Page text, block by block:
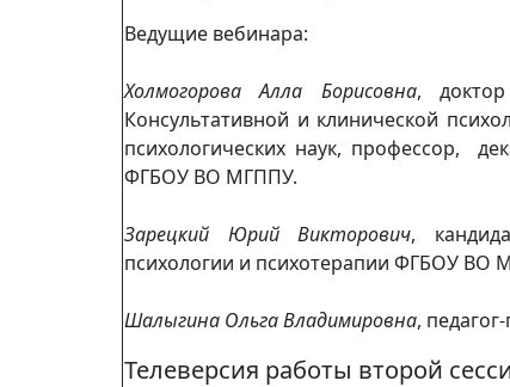
Ведущие вебинара:
Холмогорова Алла Борисовна,
Консультативной и клинической
психологических наук, профессор,
ФГБОУ ВО МГППУ.
Зарецкий Юрий Викторович,
психологии и психотерапии ФГБОУ ВО
Шалыгина Ольга Владимировна,
Телеверсия работы второй